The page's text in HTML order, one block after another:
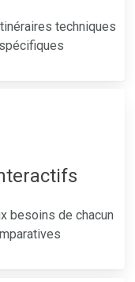
techniques
besoins de chacun